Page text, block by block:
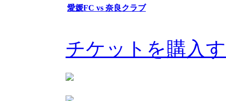
愛媛FC vs 奈良クラブ
チケットを購入